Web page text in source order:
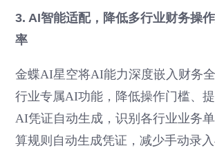
3. AI智能适配，降低多行业财务操
率
金蝶AI星空将AI能力深度嵌入财务
行业专属AI功能，降低操作门槛、
AI凭证自动生成，识别各行业业务
算规则自动生成凭证，减少手动录